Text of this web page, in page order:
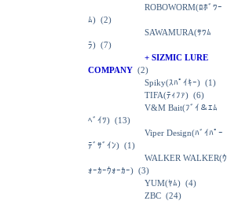
ROBOWORM(ﾛﾎﾞﾜｰ
ﾑ) (2)
SAWAMURA(ｻﾜﾑ
ﾗ) (7)
+ SIZMIC LURE
COMPANY (2)
Spiky(ｽﾊﾟｲｷｰ) (1)
TIFA(ﾃｨﾌｧ) (6)
V&M Bait(ﾌﾞｲ＆ｴﾑ
ﾍﾞｲﾂ) (13)
Viper Design(ﾊﾞｲﾊﾟｰ
ﾃﾞｻﾞｲﾝ) (1)
WALKER WALKER(ｳ
ｫｰｶｰｳｫｰｶｰ) (3)
YUM(ﾔﾑ) (4)
ZBC (24)